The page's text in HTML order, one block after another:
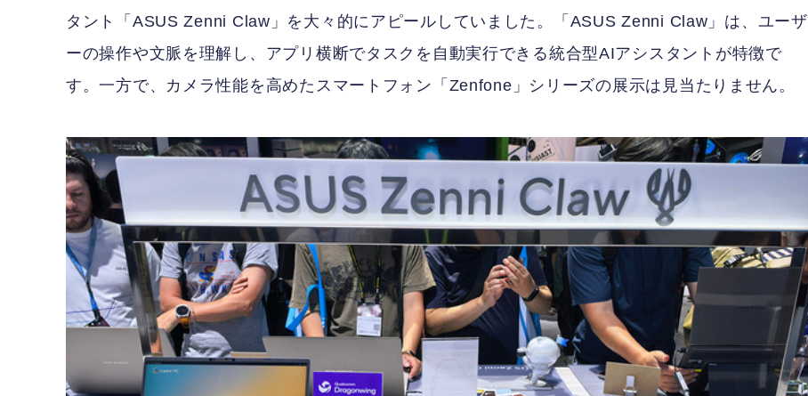
タント「ASUS Zenni Claw」を大々的にアピールしていました。「ASUS Zenni Claw」は、ユーザ
ーの操作や文脈を理解し、アプリ横断でタスクを自動実行できる統合型AIアシスタントが特徴で
す。一方で、カメラ性能を高めたスマートフォン「Zenfone」シリーズの展示は見当たりません。